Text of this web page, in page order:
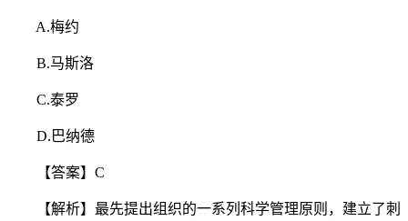
A.梅约
B.马斯洛
C.泰罗
D.巴纳德
【答案】C
【解析】最先提出组织的一系列科学管理原则，建立了刺